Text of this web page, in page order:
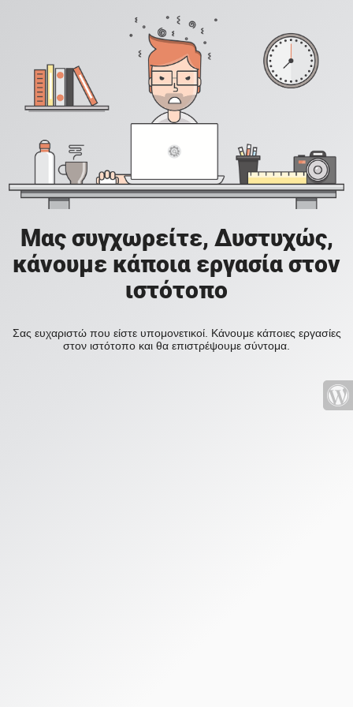
Μας συγχωρείτε, Δυστυχώς,
κάνουμε κάποια εργασία στον
ιστότοπο
Σας ευχαριστώ που είστε υπομονετικοί. Κάνουμε κάποιες εργασίες
στον ιστότοπο και θα επιστρέψουμε σύντομα.